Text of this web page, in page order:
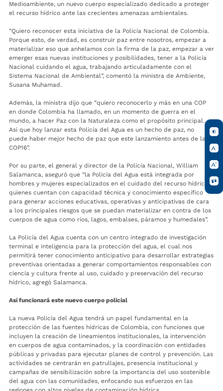
Medioambiente, un nuevo cuerpo especializado dedicado a proteger
el recurso hídrico ante las crecientes amenazas ambientales.
“Quiero reconocer esta iniciativa de la Policía Nacional de Colombia.
Porque esto, de verdad, es construir paz entre nosotros, empezar a
materializar eso que anhelamos con la firma de la paz, empezar a ver
emerger esas nuevas instituciones y posibilidades, tener a la Policía
Nacional cuidando el agua, trabajando articuladamente con el
Sistema Nacional de Ambiental”, comentó la ministra de Ambiente,
Susana Muhamad.
Además, la ministra dijo que “quiero reconocerlo y más en una COP
en donde Colombia ha llamado, en un momento de guerra en el
mundo, a hacer Paz con la Naturaleza como el propósito principal.
Así que hoy lanzar esta Policía del Agua es un hecho de paz, no
puede haber mejor hecho de paz que este lanzamiento antes de la
COP16”.
Por su parte, el general y director de la Policía Nacional, William
Salamanca, aseguró que “la Policía del Agua está integrada por
hombres y mujeres especializados en el cuidado del recurso hídrico
quienes cuentan con capacidad técnica y conocimiento específico
para generar acciones educativas, operativas y anticipativas de cara
a los principales riesgos que se puedan materializar en contra de los
cuerpos de agua como ríos, lagos, embalses, páramos y humedales”.
La Policía del Agua cuenta con un centro integrado de investigación
terminal e inteligencia para la protección del agua, el cual nos
permitirá tener conocimiento anticipativo para desarrollar estrategias
preventivas orientadas a generar comportamientos responsables con
ciencia y cultura frente al uso, cuidado y preservación del recurso
hídrico, agregó Salamanca.
Así funcionará este nuevo cuerpo policial
La nueva Policía del Agua tendrá un papel fundamental en la
protección de las fuentes hídricas de Colombia, con funciones que
incluyen la creación de lineamientos institucionales, la intervención
en cuerpos de agua contaminados, y la coordinación con entidades
públicas y privadas para ejecutar planes de control y prevención. Las
actividades se centrarán en patrullajes, presencia institucional y
campañas de sensibilización sobre la importancia del uso sostenible
del agua con las comunidades, enfocando sus esfuerzos en las